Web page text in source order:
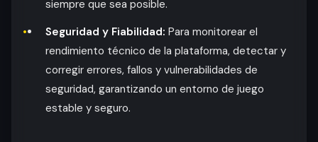
siempre que sea posible.
Seguridad y Fiabilidad: Para monitorear el
rendimiento técnico de la plataforma, detectar y
corregir errores, fallos y vulnerabilidades de
seguridad, garantizando un entorno de juego
estable y seguro.